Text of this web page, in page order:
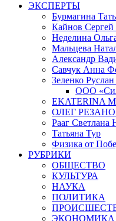
ЭКСПЕРТЫ
Бурмагина
Кайнов Сергей
Неделина
Мальцева
Александр
Савчук Анна
Зеленко
ООО
EKATERINA
ОЛЕГ
Рааг Светлана
Татьяна Тур
Физика от
РУБРИКИ
ОБЩЕСТВО
КУЛЬТУРА
НАУКА
ПОЛИТИКА
ЭКОНОМИКА